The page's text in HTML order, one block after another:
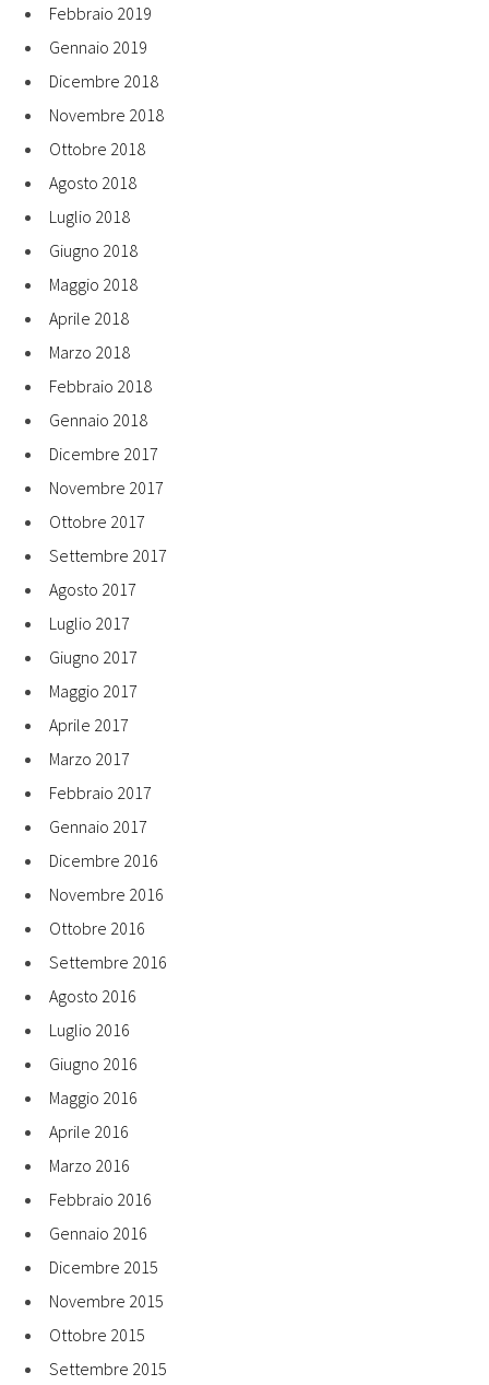
Febbraio 2019
Gennaio 2019
Dicembre 2018
Novembre 2018
Ottobre 2018
Agosto 2018
Luglio 2018
Giugno 2018
Maggio 2018
Aprile 2018
Marzo 2018
Febbraio 2018
Gennaio 2018
Dicembre 2017
Novembre 2017
Ottobre 2017
Settembre 2017
Agosto 2017
Luglio 2017
Giugno 2017
Maggio 2017
Aprile 2017
Marzo 2017
Febbraio 2017
Gennaio 2017
Dicembre 2016
Novembre 2016
Ottobre 2016
Settembre 2016
Agosto 2016
Luglio 2016
Giugno 2016
Maggio 2016
Aprile 2016
Marzo 2016
Febbraio 2016
Gennaio 2016
Dicembre 2015
Novembre 2015
Ottobre 2015
Settembre 2015